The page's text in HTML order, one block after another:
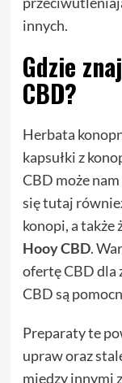
innych.
Gdzie
CBD?
Herbata
kapsułki z
CBD może
się tutaj
konopi, a także
Hooy CBD.
ofertę CBD dla
CBD są
Preparaty te
upraw oraz
między innymi